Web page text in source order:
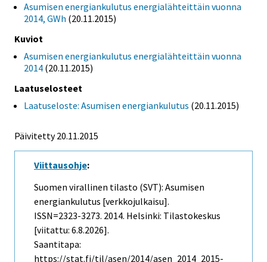
Asumisen energiankulutus energialähteittäin vuonna
2014, GWh (20.11.2015)
Kuviot
Asumisen energiankulutus energialähteittäin vuonna
2014 (20.11.2015)
Laatuselosteet
Laatuseloste: Asumisen energiankulutus (20.11.2015)
Päivitetty 20.11.2015
Viittausohje:
Suomen virallinen tilasto (SVT): Asumisen
energiankulutus [verkkojulkaisu].
ISSN=2323-3273. 2014. Helsinki: Tilastokeskus
[viitattu: 6.8.2026].
Saantitapa:
https://stat.fi/til/asen/2014/asen_2014_2015-